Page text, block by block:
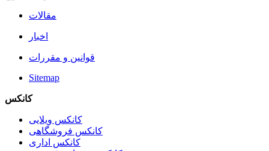
مقالات
اخبار
قوانین و مقررات
Sitemap
کانکس
کانکس ویلایی
کانکس فروشگاهی
کانکس اداری